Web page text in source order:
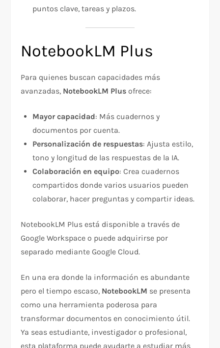
puntos clave, tareas y plazos.
NotebookLM Plus
Para quienes buscan capacidades más
avanzadas, NotebookLM Plus ofrece:
Mayor capacidad: Más cuadernos y
documentos por cuenta.
Personalización de respuestas: Ajusta estilo,
tono y longitud de las respuestas de la IA.
Colaboración en equipo: Crea cuadernos
compartidos donde varios usuarios pueden
colaborar, hacer preguntas y compartir ideas.
NotebookLM Plus está disponible a través de
Google Workspace o puede adquirirse por
separado mediante Google Cloud.
En una era donde la información es abundante
pero el tiempo escaso, NotebookLM se presenta
como una herramienta poderosa para
transformar documentos en conocimiento útil.
Ya seas estudiante, investigador o profesional,
esta plataforma puede ayudarte a estudiar más